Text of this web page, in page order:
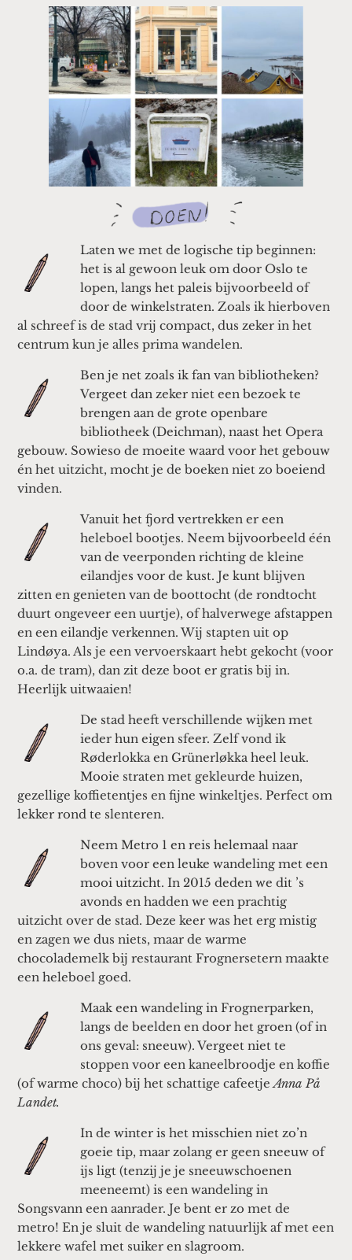
Laten we met de logische tip beginnen:
het is al gewoon leuk om door Oslo te
lopen, langs het paleis bijvoorbeeld of
door de winkelstraten. Zoals ik hierboven
al schreef is de stad vrij compact, dus zeker in het
centrum kun je alles prima wandelen.
Ben je net zoals ik fan van bibliotheken?
Vergeet dan zeker niet een bezoek te
brengen aan de grote openbare
bibliotheek (Deichman), naast het Opera
gebouw. Sowieso de moeite waard voor het gebouw
én het uitzicht, mocht je de boeken niet zo boeiend
vinden.
Vanuit het fjord vertrekken er een
heleboel bootjes. Neem bijvoorbeeld één
van de veerponden richting de kleine
eilandjes voor de kust. Je kunt blijven
zitten en genieten van de boottocht (de rondtocht
duurt ongeveer een uurtje), of halverwege afstappen
en een eilandje verkennen. Wij stapten uit op
Lindøya. Als je een vervoerskaart hebt gekocht (voor
o.a. de tram), dan zit deze boot er gratis bij in.
Heerlijk uitwaaien!
De stad heeft verschillende wijken met
ieder hun eigen sfeer. Zelf vond ik
Røderlokka en Grünerløkka heel leuk.
Mooie straten met gekleurde huizen,
gezellige koffietentjes en fijne winkeltjes. Perfect om
lekker rond te slenteren.
Neem Metro 1 en reis helemaal naar
boven voor een leuke wandeling met een
mooi uitzicht. In 2015 deden we dit ’s
avonds en hadden we een prachtig
uitzicht over de stad. Deze keer was het erg mistig
en zagen we dus niets, maar de warme
chocolademelk bij restaurant Frognersetern maakte
een heleboel goed.
Maak een wandeling in Frognerparken,
langs de beelden en door het groen (of in
ons geval: sneeuw). Vergeet niet te
stoppen voor een kaneelbroodje en koffie
(of warme choco) bij het schattige cafeetjeAnna På
Landet.
In de winter is het misschien niet zo’n
goeie tip, maar zolang er geen sneeuw of
ijs ligt (tenzij je je sneeuwschoenen
meeneemt) is een wandeling in
Songsvann een aanrader. Je bent er zo met de
metro! En je sluit de wandeling natuurlijk af met een
lekkere wafel met suiker en slagroom.